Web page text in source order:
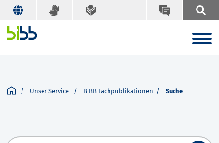
Unser Service BIBB Fachpublikationen Suche